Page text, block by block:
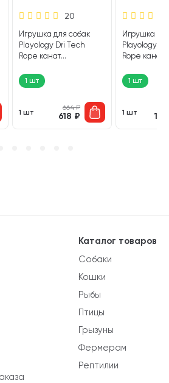
20
Игрушка для собак
Playology Dri Tech
Rope канат
ароматом курицы
маленький желтый (1
1 шт
1 шт
664₽
618 ₽
Игрушка
Playology
Rope канат
ароматом
большой
1 шт
1 шт 1
Каталог товаров
Собаки
Кошки
Рыбы
Птицы
Грызуны
Фермерам
Рептилии